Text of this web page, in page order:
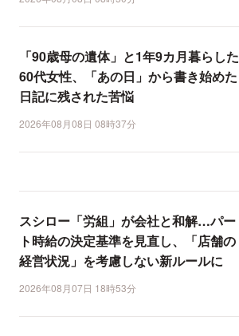
「90歳母の遺体」と1年9カ月暮らした
60代女性、「あの日」から書き始めた
日記に残された苦悩
2026年08月08日 08時37分
スシロー「労組」が会社と和解…パー
ト時給の決定基準を見直し、「店舗の
経営状況」を考慮しない新ルールに
2026年08月07日 18時53分